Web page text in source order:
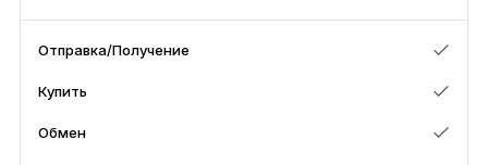
Ко всем устройствам
Аппаратные кошельки
Наборы
Отправка/Получение
Купить
Обмен